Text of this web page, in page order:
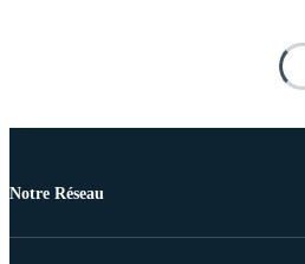
Notre Réseau